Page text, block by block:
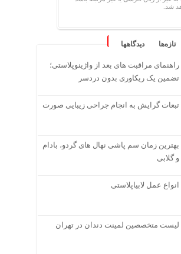
شد.
تازه‌ها دیدگاهها
راهنمای مراقبت های بعد از واژینوپلاستی؛
تضمین یک ریکاوری بدون دردسر
تبعات گرایش به انجام جراحی زیبایی صورت
بهترین زمان سم پاشی نهال های گردو، بادام
و گلابی
انواع عمل لابیاپلاستی
لیست متخصصین لمینت دندان در تهران